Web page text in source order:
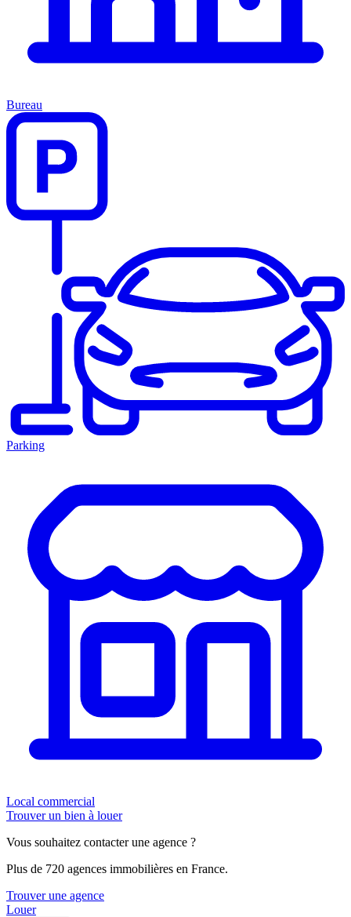
Bureau
Parking
Local commercial
Trouver un bien à louer
Vous souhaitez contacter une agence ?
Plus de 720 agences immobilières en France.
Trouver une agence
Louer